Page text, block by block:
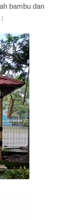
bambu dan